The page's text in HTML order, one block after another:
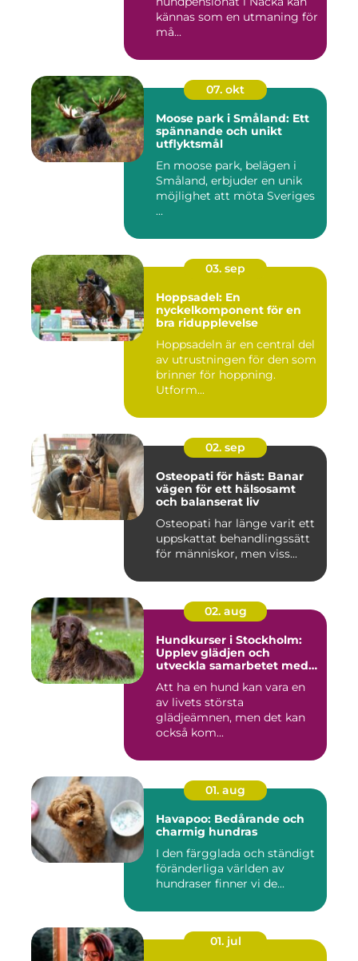
kännas som en utmaning för
må...
07. okt
Moose park i Småland: Ett
spännande och unikt
utflyktsmål
En moose park, belägen i
Småland, erbjuder en unik
möjlighet att möta Sveriges
...
03. sep
Hoppsadel: En
nyckelkomponent för en
bra ridupplevelse
Hoppsadeln är en central del
av utrustningen för den som
brinner för hoppning.
Utform...
02. sep
Osteopati för häst: Banar
vägen för ett hälsosamt
och balanserat liv
Osteopati har länge varit ett
uppskattat behandlingssätt
för människor, men viss...
02. aug
Hundkurser i Stockholm:
Upplev glädjen och
utveckla samarbetet med
Att ha en hund kan vara en
av livets största
glädjeämnen, men det kan
också kom...
01. aug
Havapoo: Bedårande och
charmig hundras
I den färgglada och ständigt
föränderliga världen av
hundraser finner vi de...
01. jul